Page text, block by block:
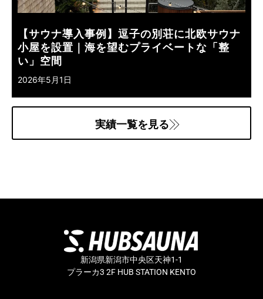
【サウナ導入事例】逗子の別荘に北欧サウナ
小屋を設置｜海を望むプライベートな「整
い」空間
2026年5月1日
実績一覧を見る
新潟県新潟市中央区天神1-1
プラーカ3 2F HUB STATION KENTO